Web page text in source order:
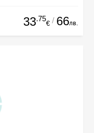
33.75
€ / 66лв.